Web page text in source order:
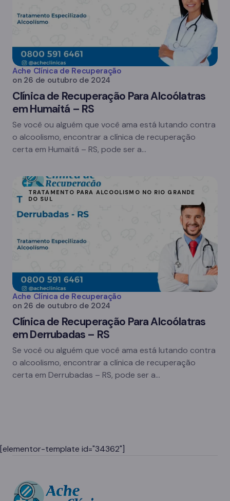
Ache Clínica de Recuperação
on 26 de outubro de 2024
Clínica de Recuperação Para Alcoólatras
em Humaitá – RS
Se você ou alguém que você ama está lutando contra
o alcoolismo, encontrar a clínica de recuperação
certa em Humaitá – RS, pode ser a…
TRATAMENTO PARA ALCOOLISMO NO RIO GRANDE
DO SUL
Ache Clínica de Recuperação
on 26 de outubro de 2024
Clínica de Recuperação Para Alcoólatras
em Derrubadas – RS
Se você ou alguém que você ama está lutando contra
o alcoolismo, encontrar a clínica de recuperação
certa em Derrubadas – RS, pode ser a…
[elementor-template id="34362"]